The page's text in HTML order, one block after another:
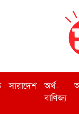
সারাদেশ
অর্থ-
বাণিজ্য